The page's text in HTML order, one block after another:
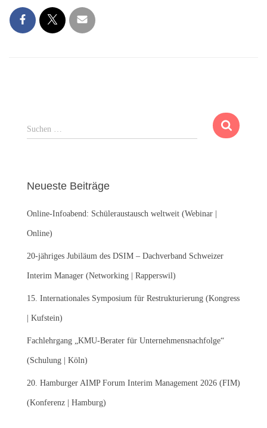
S
u
n
a
c
:
Suchen …
Neueste Beiträge
Online-Infoabend: Schüleraustausch weltweit (Webinar |
Online)
20-jähriges Jubiläum des DSIM – Dachverband Schweizer
Interim Manager (Networking | Rapperswil)
15. Internationales Symposium für Restrukturierung (Kongress
| Kufstein)
Fachlehrgang „KMU-Berater für Unternehmensnachfolge“
(Schulung | Köln)
20. Hamburger AIMP Forum Interim Management 2026 (FIM)
(Konferenz | Hamburg)